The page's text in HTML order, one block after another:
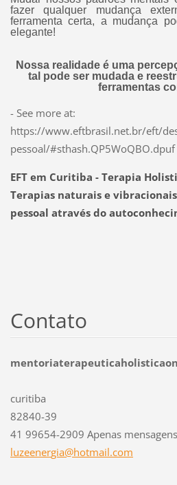
fazer qualquer mudança
ferramenta certa, a mudança
elegante!
Nossa realidade é uma
tal pode ser mudada e
ferramentas
- See more at:
https://www.eftbrasil.net.br/eft/
pessoal/#sthash.QP5WoQBO.dpuf
EFT em Curitiba - Terapia
Terapias naturais e
pessoal através do
Contato
curitiba
82840-39
41 99654-2909 Apenas
luzeenergia@hotmail.com